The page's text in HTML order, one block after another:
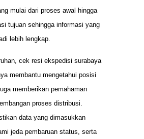
mulai dari proses awal hingga
tujuan sehingga informasi yang
lebih lengkap.
cek resi ekspedisi surabaya
membantu mengetahui posisi
memberikan pemahaman
proses distribusi.
data yang dimasukkan
jeda pembaruan status, serta